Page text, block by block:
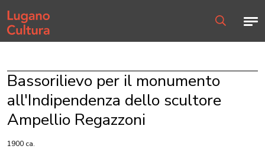
Home page
Bassorilievo per il monumento
all'Indipendenza dello scultore
Ampellio Regazzoni
1900 ca.